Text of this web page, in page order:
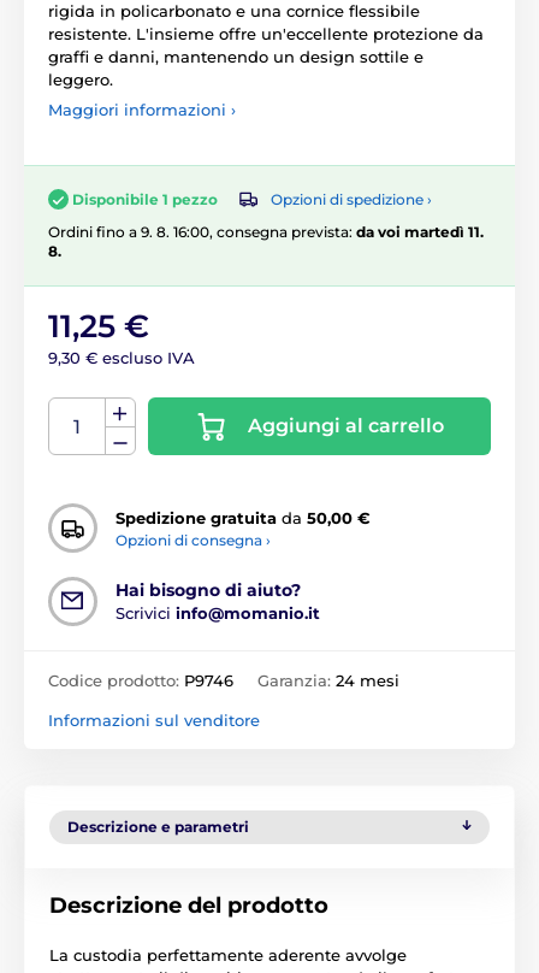
rigida in policarbonato e una cornice flessibile
resistente. L'insieme offre un'eccellente protezione da
graffi e danni, mantenendo un design sottile e
leggero.
Maggiori informazioni ›
Disponibile 1 pezzo
Opzioni di spedizione ›
Ordini fino a 9. 8. 16:00, consegna prevista: da voi martedì 11.
8.
11,25 €
9,30 € escluso IVA
Aggiungi al carrello
Spedizione gratuita da 50,00 €
Opzioni di consegna ›
Hai bisogno di aiuto?
Scrivici info@momanio.it
Codice prodotto: P9746 Garanzia: 24 mesi
Informazioni sul venditore
Descrizione e parametri
Descrizione del prodotto
La custodia perfettamente aderente avvolge